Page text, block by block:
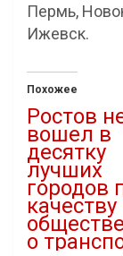
Пермь,
Ижевск.
Похожее
Ростов
вошел в
десятку
лучших
городов
качеству
о